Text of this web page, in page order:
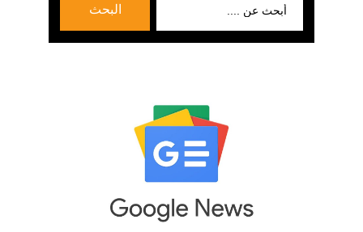
البحث